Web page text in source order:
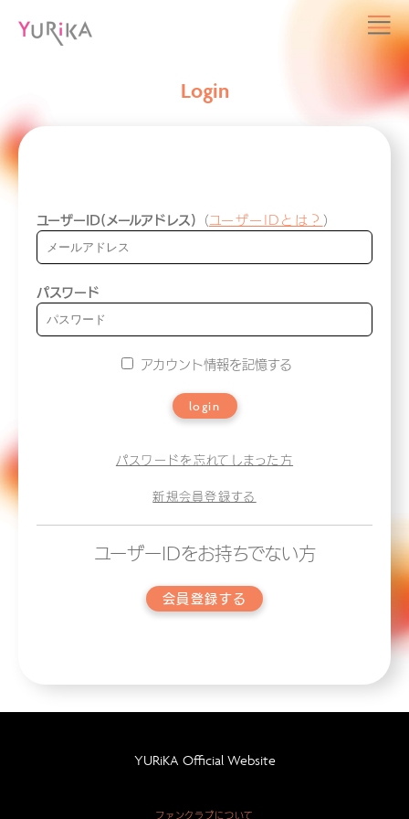
Login
ユーザーID(メールアドレス) （ ユーザーIDとは？ ）
パスワード
アカウント情報を記憶する
login
パスワードを忘れてしまった方
新規会員登録する
ユーザーIDをお持ちでない方
会員登録する
YURiKA Official Website
ファンクラブについて